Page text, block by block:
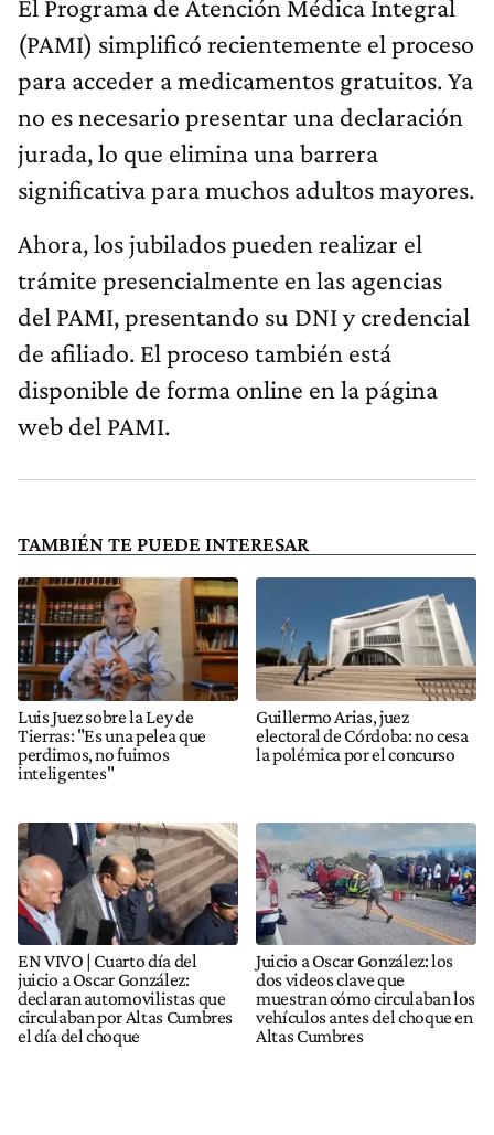
El Programa de Atención Médica Integral
(PAMI) simplificó recientemente el proceso
para acceder a medicamentos gratuitos. Ya
no es necesario presentar una declaración
jurada, lo que elimina una barrera
significativa para muchos adultos mayores.
Ahora, los jubilados pueden realizar el
trámite presencialmente en las agencias
del PAMI, presentando su DNI y credencial
de afiliado. El proceso también está
disponible de forma online en la página
web del PAMI.
TAMBIÉN TE PUEDE INTERESAR
Luis Juez sobre la Ley de
Tierras: "Es una pelea que
perdimos, no fuimos
inteligentes"
Guillermo Arias, juez
electoral de Córdoba: no cesa
la polémica por el concurso
EN VIVO | Cuarto día del
juicio a Oscar González:
declaran automovilistas que
circulaban por Altas Cumbres
el día del choque
Juicio a Oscar González: los
dos videos clave que
muestran cómo circulaban los
vehículos antes del choque en
Altas Cumbres